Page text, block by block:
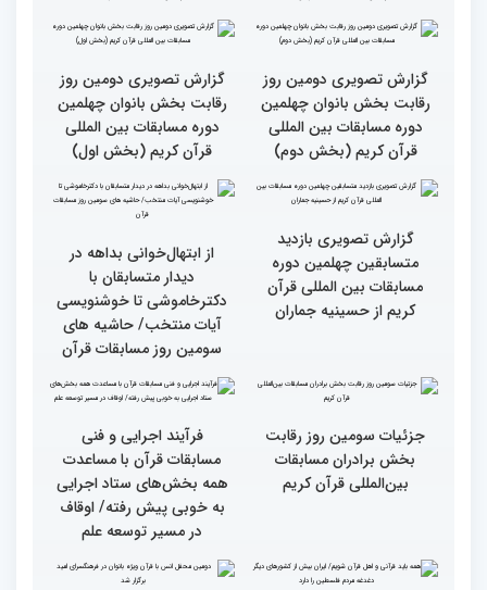
گزارش تصویری نشست
صمیمی رئیس سازمان اوقاف
و امور خیریه با هیأت داوران
خواهران و برادران،
متسابقین چهلمین دوره
مسابقات بین المللی قرآن
کریم(بخش دوم)
گزارش تصویری نشست
صمیمی رئیس سازمان اوقاف
و امور خیریه با هیأت داوران
خواهران و برادران،
متسابقین چهلمین دوره
مسابقات بین المللی قرآن
گزارش تصویری دومین روز
دوره مسابقات بین المللی
قرآن کریم (بخش دوم)
گزارش تصویری دومین روز
رقابت بخش بانوان چهلمین
دوره مسابقات بین المللی
قرآن کریم (بخش اول)
گزارش تصویری بازدید
از ابتهال‌خوانی بداهه در
دیدار متسابقان با
دکترخاموشی تا خوشنویسی
آیات منتخب/ حاشیه های